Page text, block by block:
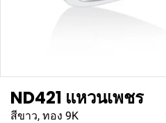
ND421 แหวนเพชร
สีขาว, ทอง 9K